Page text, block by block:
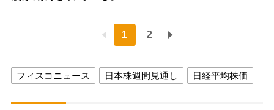
1 2
フィスコニュース 日本株週間見通し 日経平均株価